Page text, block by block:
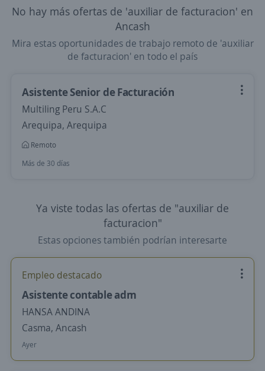
No hay más ofertas de 'auxiliar de facturacion' en
Ancash
Mira estas oportunidades de trabajo remoto de 'auxiliar
de facturacion' en todo el país
Asistente Senior de Facturación
Multiling Peru S.A.C
Arequipa, Arequipa
Remoto
Más de 30 días
Ya viste todas las ofertas de "auxiliar de
facturacion"
Estas opciones también podrían interesarte
Empleo destacado
Asistente contable adm
HANSA ANDINA
Casma, Ancash
Ayer